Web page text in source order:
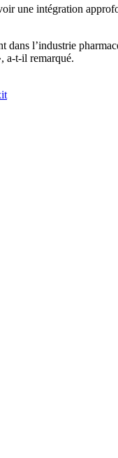
une intégration
l’industrie
a-t-il remarqué.